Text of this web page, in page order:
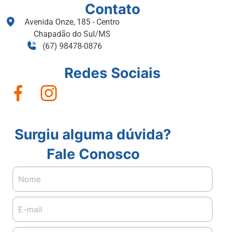
Contato
Avenida Onze, 185 - Centro
Chapadão do Sul/MS
(67) 98478-0876
Redes Sociais
Surgiu alguma dúvida?
Fale Conosco